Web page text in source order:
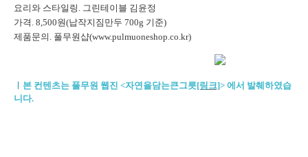
요리와 스타일링. 그린테이블 김윤정
가격. 8,500원(납작지짐만두 700g 기준)
제품문의. 풀무원샵(www.pulmuoneshop.co.kr)
본 컨텐츠는 풀무원 웹진 <자연을담는큰그릇[링크]> 에서 발췌하였습
니다.